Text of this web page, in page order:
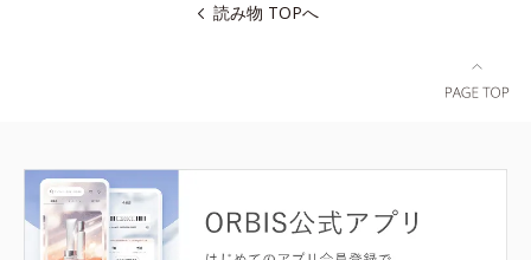
読み物 TOPへ